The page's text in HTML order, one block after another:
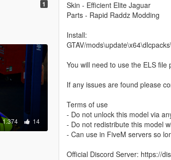
1
1.374 14
Skin - Efficient Elite Jaguar
Parts - Rapid Raddz Modding
Install:
GTAV/
You will need to use the ELS
If any issues are found please
Terms of use
- Do not unlock this model via
- Do not redistribute this model
- Can use in FiveM servers so
Official Discord Server: https://